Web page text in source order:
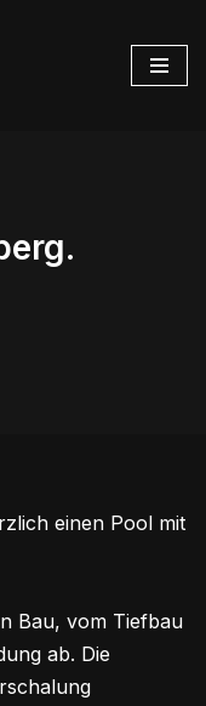
einen Pool mit
Bau, vom Tiefbau
ab. Die